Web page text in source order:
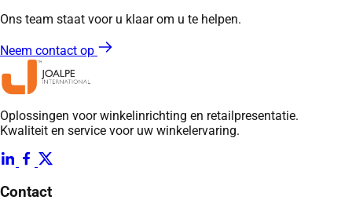
Ons team staat voor u klaar om u te helpen.
Neem contact op
Oplossingen voor winkelinrichting en retailpresentatie.
Kwaliteit en service voor uw winkelervaring.
Contact